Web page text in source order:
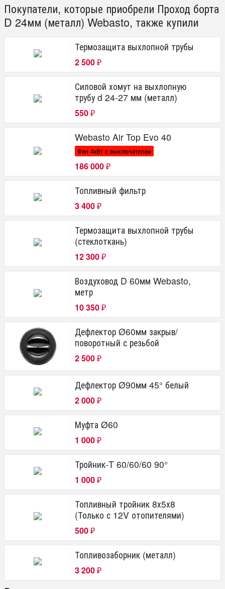
Покупатели, которые приобрели Проход борта
D 24мм (металл) Webasto, также купили
Термозащита выхлопной трубы
2 500 ₽
Силовой хомут на выхлопную
трубу d 24-27 мм (металл)
550 ₽
Webasto Air Top Evo 40
Фен 4кВт с выключателем
186 000 ₽
Топливный фильтр
3 400 ₽
Термозащита выхлопной трубы
(стеклоткань)
12 300 ₽
Воздуховод D 60мм Webasto,
метр
10 350 ₽
Дефлектор Ø60мм закрыв/
поворотный с резьбой
2 500 ₽
Дефлектор Ø90мм 45° белый
2 000 ₽
Муфта Ø60
1 000 ₽
Тройник-T 60/60/60 90°
1 000 ₽
Топливный тройник 8х5х8
(Только с 12V отопителями)
500 ₽
Топливозаборник (металл)
3 200 ₽